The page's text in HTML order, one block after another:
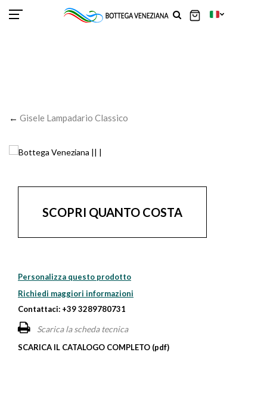
← Gisele Lampadario Classico
SCOPRI QUANTO COSTA
Personalizza questo prodotto
Richiedi maggiori informazioni
Contattaci: +39 3289780731
Scarica la scheda tecnica
SCARICA IL CATALOGO COMPLETO (pdf)